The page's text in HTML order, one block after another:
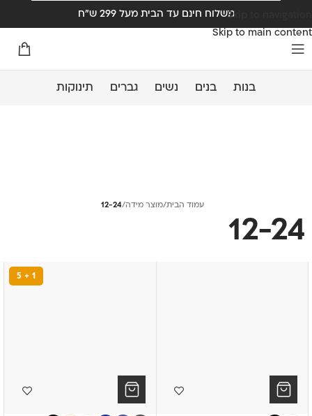
Skip to navigation
Skip to main content
משלוח חינם עד הבית מעל 299 ש"ח
בנות בנים נשים גברים תינוקות
עמוד הבית/מוצר מידה/
12-24
12-24
1 + 5